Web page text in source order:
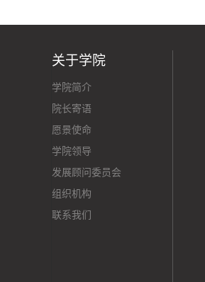
关于学院
学院简介
院长寄语
愿景使命
学院领导
发展顾问委员会
组织机构
联系我们